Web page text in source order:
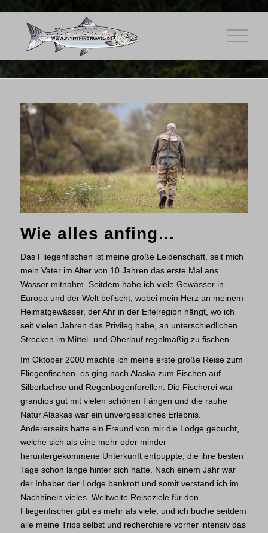
Wie alles anfing…
Das Fliegenfischen ist meine große Leidenschaft, seit mich
mein Vater im Alter von 10 Jahren das erste Mal ans
Wasser mitnahm. Seitdem habe ich viele Gewässer in
Europa und der Welt befischt, wobei mein Herz an meinem
Heimatgewässer, der Ahr in der Eifelregion hängt, wo ich
seit vielen Jahren das Privileg habe, an unterschiedlichen
Strecken im Mittel- und Oberlauf regelmäßig zu fischen.
Im Oktober 2000 machte ich meine erste große Reise zum
Fliegenfischen, es ging nach Alaska zum Fischen auf
Silberlachse und Regenbogenforellen. Die Fischerei war
grandios gut mit vielen schönen Fängen und die rauhe
Natur Alaskas war ein unvergessliches Erlebnis.
Andererseits hatte ein Freund von mir die Lodge gebucht,
welche sich als eine mehr oder minder
heruntergekommene Unterkunft entpuppte, die ihre besten
Tage schon lange hinter sich hatte. Nach einem Jahr war
der Inhaber der Lodge bankrott und somit verstand ich im
Nachhinein vieles. Weltweite Reiseziele für den
Fliegenfischer gibt es mehr als viele, und ich buche seitdem
alle meine Trips selbst und recherchiere vorher intensiv das